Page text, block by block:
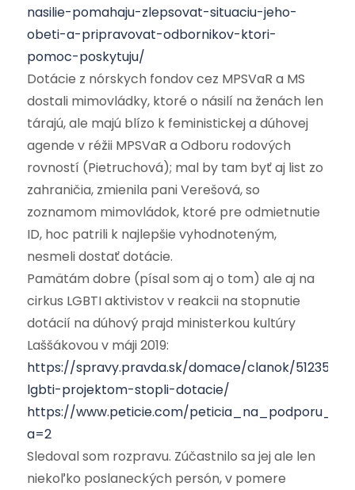
nasilie-pomahaju-zlepsovat-situaciu-jeho-
obeti-a-pripravovat-odbornikov-ktori-
pomoc-poskytuju/
Dotácie z nórskych fondov cez MPSVaR a MS
dostali mimovládky, ktoré o násilí na ženách len
tárajú, ale majú blízo k feministickej a dúhovej
agende v réžii MPSVaR a Odboru rodových
rovností (Pietruchová); mal by tam byť aj list zo
zahraničia, zmienila pani Verešová, so
zoznamom mimovládok, ktoré pre odmietnutie
ID, hoc patrili k najlepšie vyhodnoteným,
nesmeli dostať dotácie.
Pamätám dobre (písal som aj o tom) ale aj na
cirkus LGBTI aktivistov v reakcii na stopnutie
dotácií na dúhový prajd ministerkou kultúry
Laššákovou v máji 2019:
https://spravy.pravda.sk/domace/clanok/512357-
lgbti-projektom-stopli-dotacie/
https://www.peticie.com/
a=2
Sledoval som rozpravu. Zúčastnilo sa jej ale len
niekoľko poslaneckých persón, v pomere